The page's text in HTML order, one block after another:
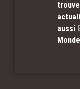
aussi
Monde